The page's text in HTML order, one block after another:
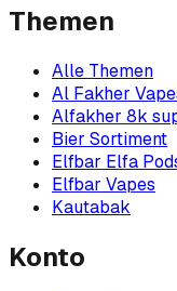
Themen
Alle Themen
Al Fakher
Alfakher 8k
Bier Sortiment
Elfbar Elfa
Elfbar Vapes
Kautabak
Konto